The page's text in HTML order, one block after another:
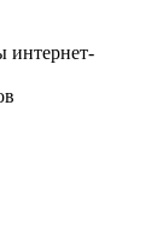
интернет-